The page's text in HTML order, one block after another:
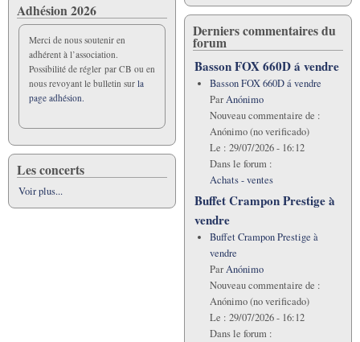
Adhésion 2026
Merci de nous soutenir en
adhérent à l’association.
Possibilité de régler par CB ou en
nous revoyant le bulletin sur la
page adhésion.
Les concerts
Voir plus...
Derniers commentaires du
forum
Basson FOX 660D á vendre
Basson FOX 660D á vendre
ParAnónimo
Nouveau commentaire de :
Anónimo (no verificado)
Le : 29/07/2026 - 16:12
Dans le forum :
Achats - ventes
Buffet Crampon Prestige à
vendre
Buffet Crampon Prestige à
vendre
ParAnónimo
Nouveau commentaire de :
Anónimo (no verificado)
Le : 29/07/2026 - 16:12
Dans le forum :